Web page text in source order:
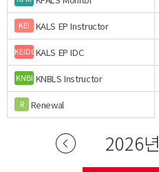
KEI KALS EP Instructor
KEIDCKALS EP IDC
KNBI KNBLS Instructor
R Renewal
2026년